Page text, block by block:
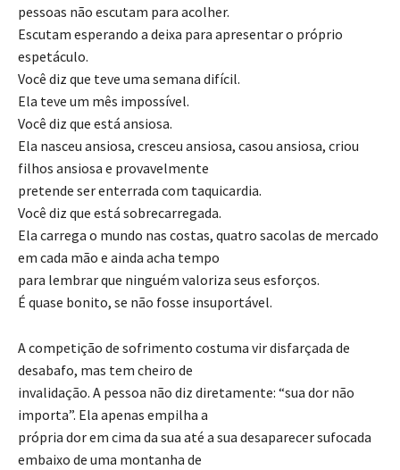
pessoas não escutam para acolher.
Escutam esperando a deixa para apresentar o próprio
espetáculo.
Você diz que teve uma semana difícil.
Ela teve um mês impossível.
Você diz que está ansiosa.
Ela nasceu ansiosa, cresceu ansiosa, casou ansiosa, criou
filhos ansiosa e provavelmente
pretende ser enterrada com taquicardia.
Você diz que está sobrecarregada.
Ela carrega o mundo nas costas, quatro sacolas de mercado
em cada mão e ainda acha tempo
para lembrar que ninguém valoriza seus esforços.
É quase bonito, se não fosse insuportável.
A competição de sofrimento costuma vir disfarçada de
desabafo, mas tem cheiro de
invalidação. A pessoa não diz diretamente: “sua dor não
importa”. Ela apenas empilha a
própria dor em cima da sua até a sua desaparecer sufocada
embaixo de uma montanha de